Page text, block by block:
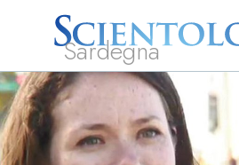
Sardegna
L. Ron Hubbard:
Fondatore
Che cos’è
Scientology?